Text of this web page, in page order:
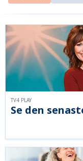
Se den
TV4 PLAY